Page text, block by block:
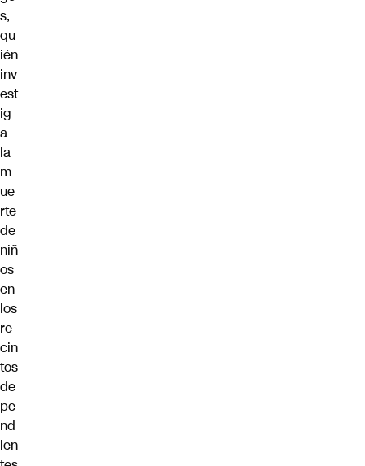
s,
qu
ién
inv
est
ig
a
la
m
ue
rte
de
niñ
os
en
los
re
cin
tos
de
pe
nd
ien